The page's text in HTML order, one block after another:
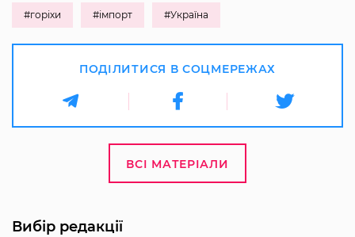
#горіхи #імпорт #Україна
ПОДІЛИТИСЯ В СОЦМЕРЕЖАХ
ВСІ МАТЕРІАЛИ
Вибір редакції